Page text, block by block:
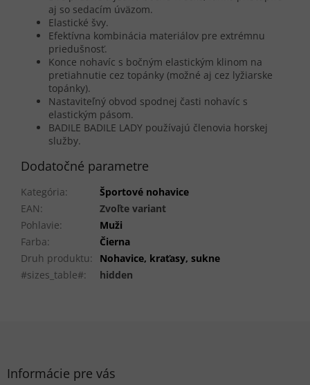
aj so sedacím úväzom.
Elastické švy.
Efektívna kombinácia materiálov pre extrémnu
priedušnosť.
Konce nohavíc s bočným elastickým klinom na
pretiahnutie cez topánky (možné aj cez lyžiarske
topánky).
Nastaviteľný obvod spodnej časti nohavíc s
elastickým pásom.
BADILE BADILE LADY používajú členovia horskej
služby.
Dodatočné parametre
Kategória:
Športové nohavice
EAN:
Zvoľte variant
Pohlavie:
Muži
Farba:
Čierna
Druh produktu:
Nohavice, kraťasy, sukne
#sizes_table#: hidden
Informácie pre vás